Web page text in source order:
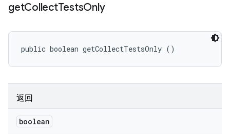
getCollectTestsOnly
public boolean getCollectTestsOnly ()
返回
boolean